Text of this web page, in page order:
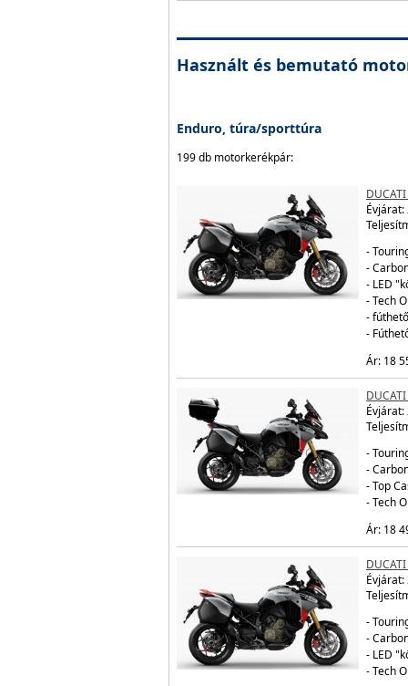
Használt és bemutató
Enduro, túra/sporttúra
199 db motorkerékpár:
Évjárat:
-
-
- LED
- Tech
-
-
Ár: 18
Évjárat:
-
-
- Top
- Tech
Ár: 18
Évjárat:
-
-
- LED
- Tech